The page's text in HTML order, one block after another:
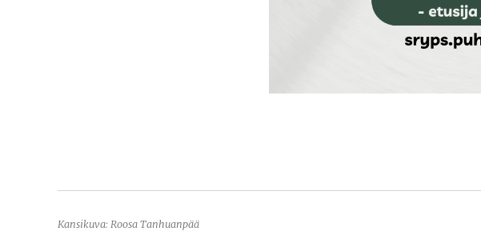
Kansikuva: Roosa Tanhuanpää